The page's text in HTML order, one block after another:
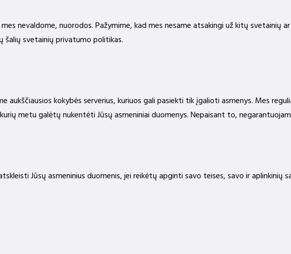
nevaldome, nuorodos. Pažymime, kad mes nesame atsakingi už kitų svetainių
svetainių privatumo politikas.
aukščiausios kokybės serverius, kuriuos gali pasiekti tik įgalioti asmenys. Mes
metu galėtų nukentėti Jūsų asmeniniai duomenys. Nepaisant to,
Jūsų asmeninius duomenis, jei reikėtų apginti savo teises, savo ir